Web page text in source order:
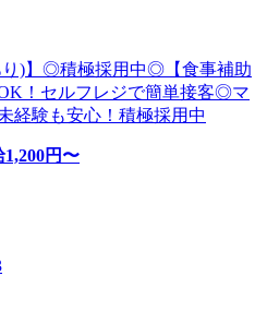
り)】◎積極採用中◎【食事補助
！セルフレジで簡単接客◎マ
経験も安心！積極採用中
1,200円〜